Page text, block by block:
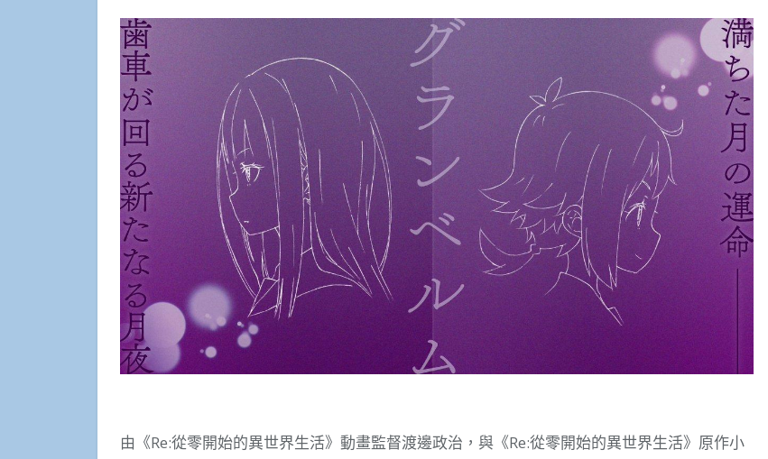
由《Re:從零開始的異世界生活》動畫監督渡邊政治，與《Re:從零開始的異世界生活》原作小